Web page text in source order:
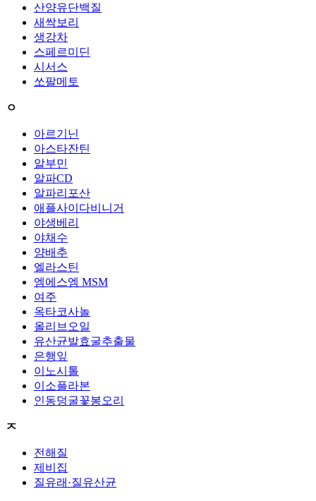
산양유단백질
새싹보리
생강차
스페르미딘
시서스
쏘팔메토
ㅇ
아르기닌
아스타잔틴
알부민
알파CD
알파리포산
애플사이다비니거
야생베리
야채수
양배추
엘라스틴
엠에스엠 MSM
여주
옥타코사놀
올리브오일
유산균발효굴추출물
은행잎
이노시톨
이소플라본
인동덩굴꽃봉오리
ㅈ
전해질
제비집
질유래·질유산균